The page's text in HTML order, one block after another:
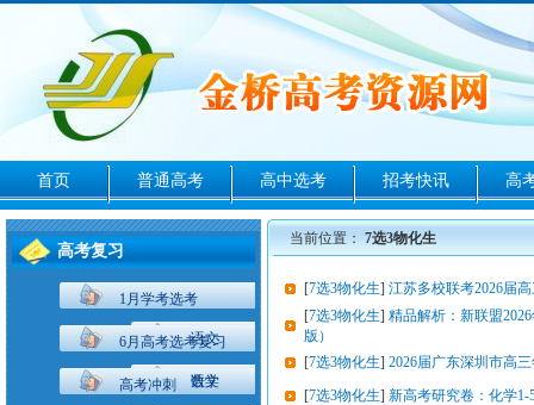
首页 普通高考 高中选考 招考快讯 高
高考复习
1月学考选考
语文
数学
6月高考选考复习
语文
高考冲刺
当前位置： 7选3物化生
[7选3物化生] 江苏多校联考2026届
[7选3物化生] 精品解析：新联盟
版）
[7选3物化生] 2026届广东深圳市高
[7选3物化生] 新高考研究卷：化学1-